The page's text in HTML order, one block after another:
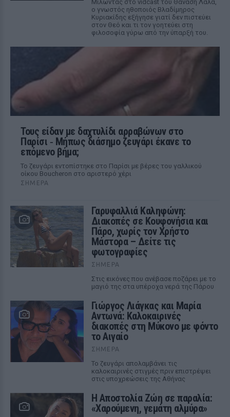
Μιλώντας στο vidcast του Θανάση Λάλα,
ο γνωστός ηθοποιός Βλαδίμηρος
Κυριακίδης εξήγησε γιατί δεν πιστεύει
στον Θεό και τι τον γοητεύει στη
φιλοσοφία γύρω από την ύπαρξή του.
Τους είδαν με δαχτυλίδι αρραβώνων στο
Παρίσι ‑ Μήπως διάσημο ζευγάρι έκανε το
επόμενο βήμα;
Το ζευγάρι εντοπίστηκε στο Παρίσι με βέρες του γαλλικού
οίκου Boucheron στο αριστερό χέρι
ΣΉΜΕΡΑ
Γαρυφαλλιά Καληφώνη:
Διακοπές σε Κουφονήσια και
Πάρο, χωρίς τον Χρήστο
Μάστορα – Δείτε τις
φωτογραφίες
ΣΉΜΕΡΑ
Στις εικόνες που ανέβασε ποζάρει με το
μαγιό της στα υπέροχα νερά της Πάρου
Γιώργος Λιάγκας και Μαρία
Αντωνά: Καλοκαιρινές
διακοπές στη Μύκονο με φόντο
το Αιγαίο
ΣΉΜΕΡΑ
Το ζευγάρι απολαμβάνει τις
καλοκαιρινές στιγμές πριν επιστρέψει
στις υποχρεώσεις της Αθήνας
Η Αποστολία Ζώη σε παραλία:
«Χαρούμενη, γεμάτη αλμύρα»